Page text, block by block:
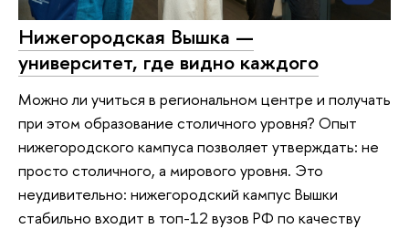
Нижегородская Вышка —
университет, где видно каждого
Можно ли учиться в региональном центре и получать
при этом образование столичного уровня? Опыт
нижегородского кампуса позволяет утверждать: не
просто столичного, а мирового уровня. Это
неудивительно: нижегородский кампус Вышки
стабильно входит в топ-12 вузов РФ по качеству